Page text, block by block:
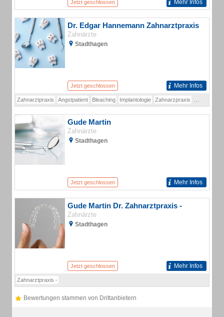
Jetzt geschlossen Mehr Infos
Dr. Edgar Hannemann Zahnarztpraxis
Zahnärzte
Stadthagen
Jetzt geschlossen Mehr Infos
Zahnarztpraxis Angstpatient Bleaching Implantologie Zahnarzpraxis
Gude Martin
Zahnärzte
Stadthagen
Jetzt geschlossen Mehr Infos
Gude Martin Dr. Zahnarztpraxis -
Zahnärzte
Stadthagen
Jetzt geschlossen Mehr Infos
Zahnarztpraxis -
Bewertungen stammen von Drittanbietern